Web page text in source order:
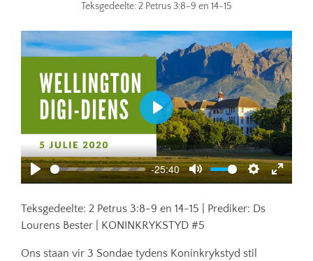
Teksgedeelte:2 Petrus 3:8-9 en 14-15
Play
-25:40
Mute Settings
Enter
Play
Teksgedeelte: 2 Petrus 3:8-9 en 14-15 | Prediker: Ds
Lourens Bester | KONINKRYKSTYD #5
Ons staan vir 3 Sondae tydens Koninkrykstyd stil